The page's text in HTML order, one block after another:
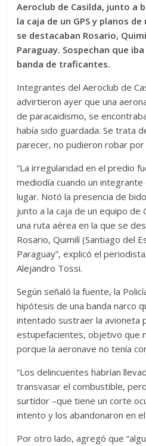
Aeroclub de Casilda, junto a
la caja de un GPS y planos
se destacaban Rosario,
Paraguay. Sospechan que
banda de traficantes.
Integrantes del Aeroclub de
advirtieron ayer que una
de paracaidismo, se
había sido guardada. Se trata
parecer, no pudieron robar
“La irregularidad en el predio
mediodía cuando un
lugar. Notó la presencia de
junto a la caja de un equipo de
una ruta aérea en la que se
Rosario, Quimilí (Santiago del
Paraguay”, explicó el
Alejandro Tossi.
Según señaló la fuente, la
hipótesis de una banda narco
intentado sustraer la avioneta
estupefacientes, objetivo que
porque la aeronave no tenía
“Los delincuentes habrían
transvasar el combustible,
surtidor –que tiene un corte
intento y los abandonaron en
Por otro lado, agregó que